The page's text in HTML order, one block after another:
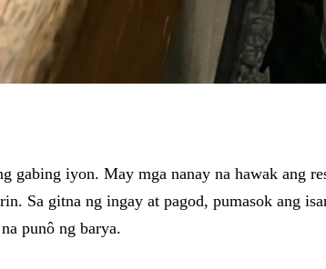
iyon. May mga nanay na hawak ang
Sa gitna ng ingay at pagod, pumasok ang
punô ng barya.